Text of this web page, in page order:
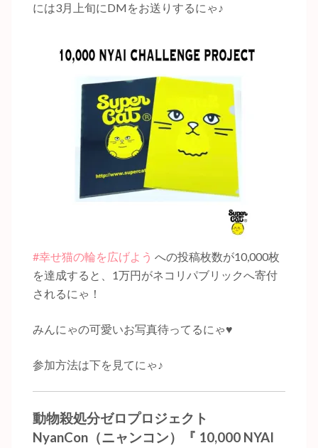
には3月上旬にDMをお送りするにゃ♪
#幸せ猫の輪を広げよう への投稿枚数が10,000枚
を達成すると、1万円がネコリパブリックへ寄付
されるにゃ！
みんにゃの可愛いお写真待ってるにゃ♥️
参加方法は下を見てにゃ ♪
動物殺処分ゼロプロジェクト
NyanCon（ニャンコン）
『 10,000 NYAI